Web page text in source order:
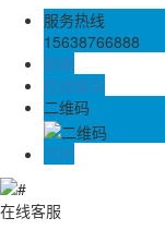
服务热线
15638766888
邮箱
在线留言
二维码
TOP
在线客服